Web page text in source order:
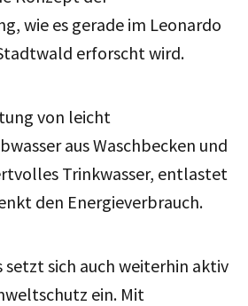
wie es gerade im Leonardo
erforscht wird.
von leicht
aus Waschbecken und
Trinkwasser, entlastet
den Energieverbrauch.
sich auch weiterhin aktiv
ein. Mit